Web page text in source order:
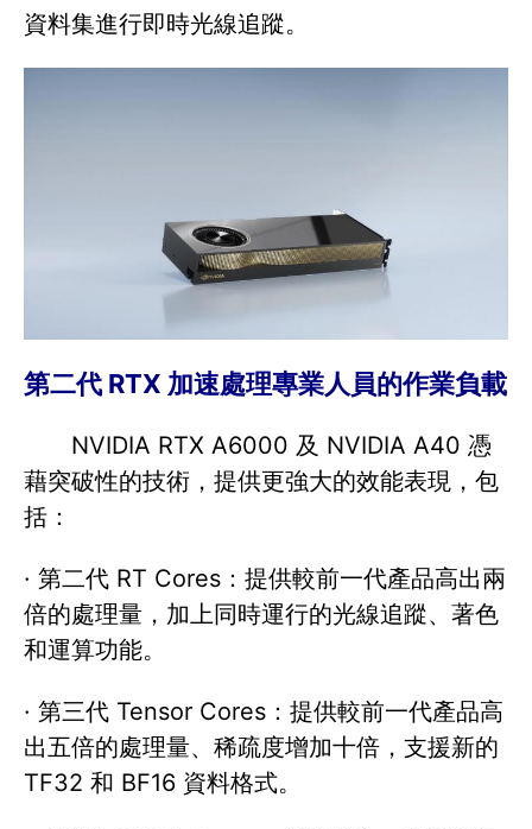
資料集進行即時光線追蹤。
第二代 RTX 加速處理專業人員的作業負載
NVIDIA RTX A6000 及 NVIDIA A40 憑
藉突破性的技術，提供更強大的效能表現，包
括：
· 第二代 RT Cores：提供較前一代產品高出兩
倍的處理量，加上同時運行的光線追蹤、著色
和運算功能。
· 第三代 Tensor Cores：提供較前一代產品高
出五倍的處理量、稀疏度增加十倍，支援新的
TF32 和 BF16 資料格式。